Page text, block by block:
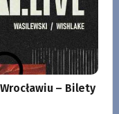
– Bilety